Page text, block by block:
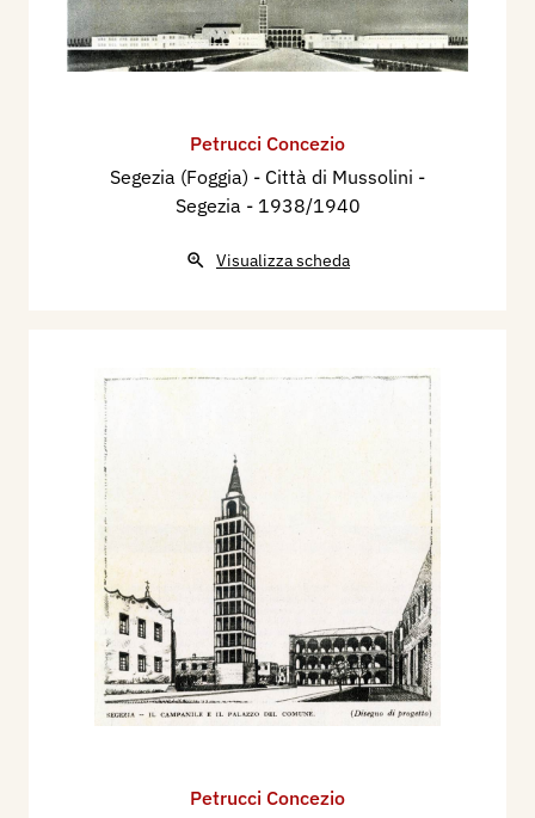
Petrucci Concezio
Segezia (Foggia) - Città di Mussolini -
Segezia - 1938/1940
Visualizza scheda
Petrucci Concezio